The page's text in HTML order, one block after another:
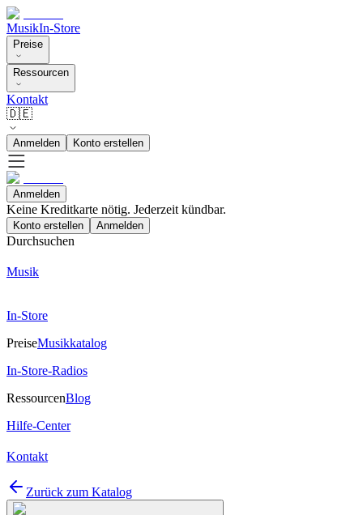
MusikIn-Store
Preise
Ressourcen
Kontakt
🇩🇪
Anmelden Konto erstellen
Anmelden
Keine Kreditkarte nötig. Jederzeit kündbar.
Konto erstellen Anmelden
Durchsuchen
Musik
In-Store
PreiseMusikkatalog
In-Store-Radios
RessourcenBlog
Hilfe-Center
Kontakt
Zurück zum Katalog